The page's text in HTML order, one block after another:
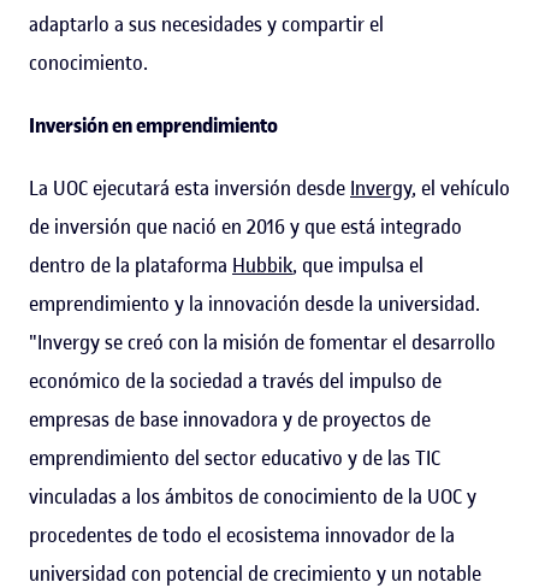
adaptarlo a sus necesidades y compartir el
conocimiento.
Inversión en emprendimiento
La UOC ejecutará esta inversión desde Invergy, el vehículo
de inversión que nació en 2016 y que está integrado
dentro de la plataforma Hubbik, que impulsa el
emprendimiento y la innovación desde la universidad.
"Invergy se creó con la misión de fomentar el desarrollo
económico de la sociedad a través del impulso de
empresas de base innovadora y de proyectos de
emprendimiento del sector educativo y de las TIC
vinculadas a los ámbitos de conocimiento de la UOC y
procedentes de todo el ecosistema innovador de la
universidad con potencial de crecimiento y un notable